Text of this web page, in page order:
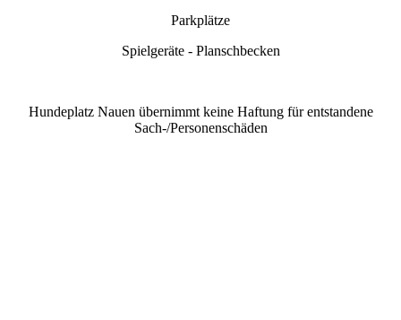
Parkplätze
Spielgeräte - Planschbecken
Hundeplatz Nauen übernimmt keine Haftung für entstandene
Sach-/Personenschäden